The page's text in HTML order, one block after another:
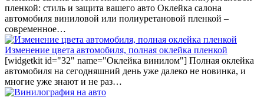
пленкой: стиль и защита вашего авто Оклейка салона
автомобиля виниловой или полиуретановой пленкой –
современное…
Изменение цвета автомобиля, полная оклейка пленкой
[widgetkit id="32" name="Оклейка винилом"] Полная оклейка
автомобиля на сегодняшний день уже далеко не новинка, и
многие уже знают и не раз…